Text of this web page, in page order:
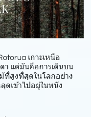
เกาะเหนือ
า แต่มันคือการเดินบน
ที่สูงที่สุดในโลกอย่าง
ดเข้าไปอยู่ในหนัง